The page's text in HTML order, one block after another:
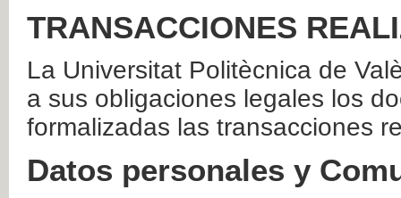
TRANSACCIONES
La Universitat Politècnica de
a sus obligaciones legales los
formalizadas las transacciones
Datos personales y